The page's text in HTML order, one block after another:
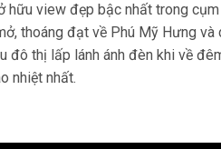
view đẹp bậc nhất trong
thoáng đạt về Phú Mỹ Hưng
đô thị lấp lánh ánh đèn khi về
nhiệt nhất.